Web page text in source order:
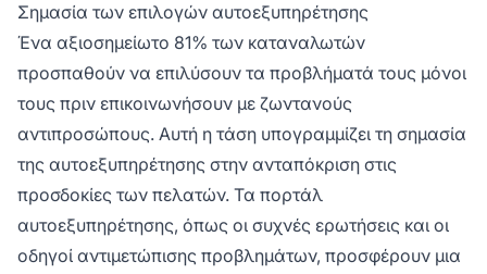
Σημασία των επιλογών αυτοεξυπηρέτησης
Ένα αξιοσημείωτο 81% των καταναλωτών
προσπαθούν να επιλύσουν τα προβλήματά τους μόνοι
τους πριν επικοινωνήσουν με ζωντανούς
αντιπροσώπους. Αυτή η τάση υπογραμμίζει τη σημασία
της αυτοεξυπηρέτησης στην ανταπόκριση στις
προσδοκίες των πελατών. Τα πορτάλ
αυτοεξυπηρέτησης, όπως οι συχνές ερωτήσεις και οι
οδηγοί αντιμετώπισης προβλημάτων, προσφέρουν μια